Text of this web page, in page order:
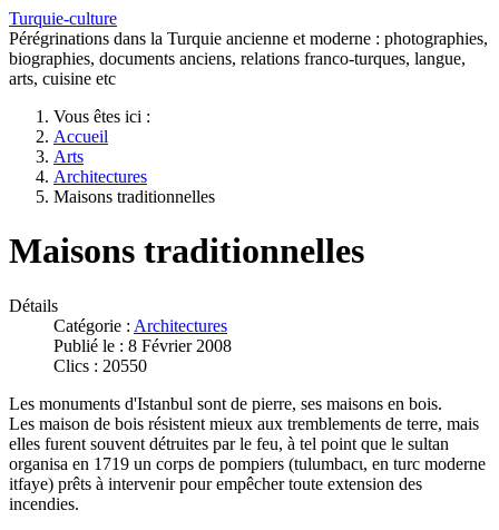
Turquie-culture
Pérégrinations dans la Turquie ancienne et moderne : photographies,
biographies, documents anciens, relations franco-turques, langue,
arts, cuisine etc
Vous êtes ici :
Accueil
Arts
Architectures
Maisons traditionnelles
Maisons traditionnelles
Détails
Catégorie : Architectures
Publié le : 8 Février 2008
Clics : 20550
Les monuments d'Istanbul sont de pierre, ses maisons en bois.
Les maison de bois résistent mieux aux tremblements de terre, mais
elles furent souvent détruites par le feu, à tel point que le sultan
organisa en 1719 un corps de pompiers (tulumbacι, en turc moderne
itfaye) prêts à intervenir pour empêcher toute extension des
incendies.